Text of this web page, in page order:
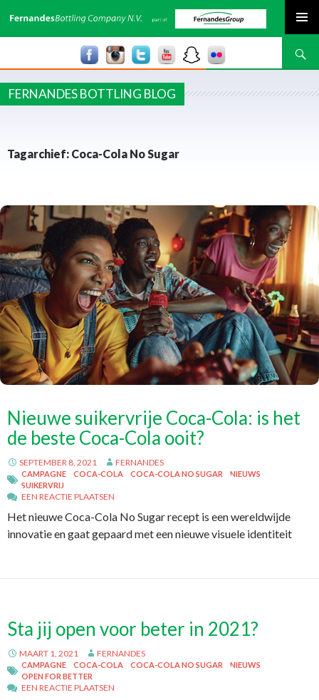
Zoeken
FERNANDES BOTTLING BLOG
Tagarchief: Coca-Cola No Sugar
Nieuwe suikervrije Coca-Cola: is het
de beste Coca-Cola ooit?
SEPTEMBER 8, 2021 FERNANDES
CAMPAGNE COCA-COLA COCA-COLA NO SUGAR
NIEUWS
SUIKERVRIJ
EEN REACTIE PLAATSEN
Het nieuwe Coca-Cola No Sugar recept is een wereldwijde
innovatie en gaat gepaard met een nieuwe visuele identiteit
Sta jij open voor beter in 2021?
MAART 1, 2021 FERNANDES
CAMPAGNE COCA-COLA COCA-COLA NO SUGAR
NIEUWS
OPEN FOR BETTER
EEN REACTIE PLAATSEN